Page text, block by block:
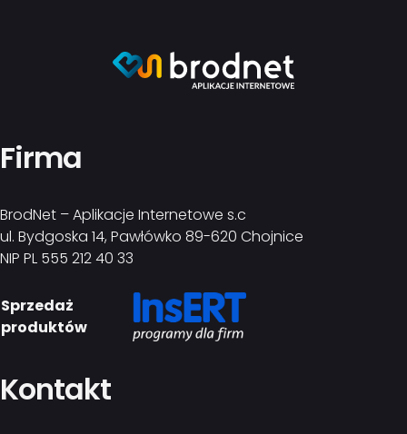
Firma
BrodNet – Aplikacje Internetowe s.c
ul. Bydgoska 14, Pawłówko 89-620 Chojnice
NIP PL 555 212 40 33
Sprzedaż
produktów
Kontakt